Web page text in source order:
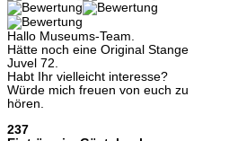
Hallo Museums-Team.
Hätte noch eine Original Stange
Juvel 72.
Habt Ihr vielleicht interesse?
Würde mich freuen von euch zu
hören.
237